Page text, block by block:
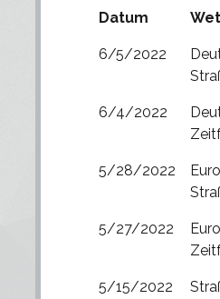
Datum
6/5/2022
6/4/2022
5/28/2022
5/27/2022
5/15/2022